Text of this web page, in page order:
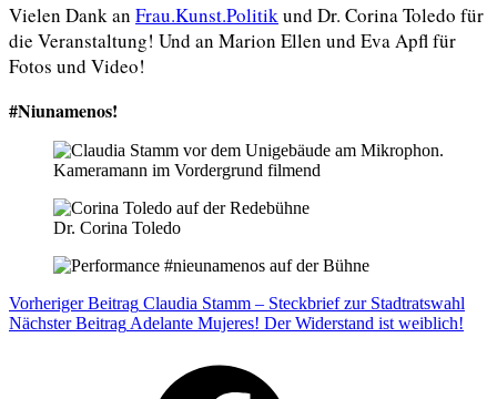
Vielen Dank an Frau.Kunst.Politikund Dr. Corina Toledo für
die Veranstaltung! Und an Marion Ellen und Eva Apfl für
Fotos und Video!
#Niunamenos!
Dr. Corina Toledo
Verschlagwortet
#Niunamenos
Beitragsnavigation
Vorheriger Beitrag Claudia Stamm – Steckbrief zur Stadtratswahl
Nächster Beitrag Adelante Mujeres! Der Widerstand ist weiblich!